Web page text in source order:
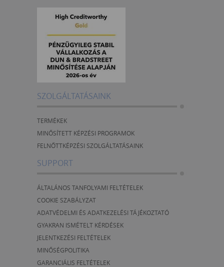
SZOLGÁLTATÁSAINK
TERMÉKEK
MINŐSÍTETT KÉPZÉSI PROGRAMOK
FELNŐTTKÉPZÉSI SZOLGÁLTATÁSAINK
SUPPORT
ÁLTALÁNOS TANFOLYAMI FELTÉTELEK
COOKIE SZABÁLYZAT
ADATVÉDELMI ÉS ADATKEZELÉSI TÁJÉKOZTATÓ
GYAKRAN ISMÉTELT KÉRDÉSEK
JELENTKEZÉSI FELTÉTELEK
MINŐSÉGPOLITIKA
GARANCIÁLIS FELTÉTELEK